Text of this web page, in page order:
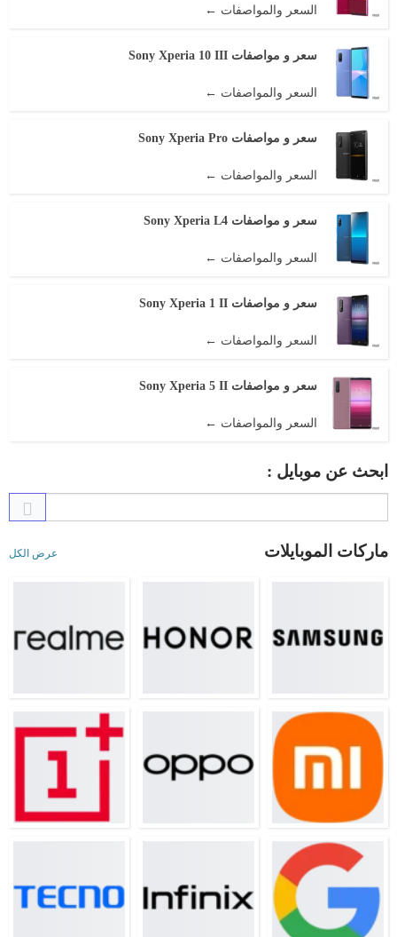
السعر والمواصفات ←
سعر و مواصفات Sony Xperia 10 III
السعر والمواصفات ←
سعر و مواصفات Sony Xperia Pro
السعر والمواصفات ←
سعر و مواصفات Sony Xperia L4
السعر والمواصفات ←
سعر و مواصفات Sony Xperia 1 II
السعر والمواصفات ←
سعر و مواصفات Sony Xperia 5 II
السعر والمواصفات ←
ابحث عن موبايل :
ماركات الموبايلات عرض الكل